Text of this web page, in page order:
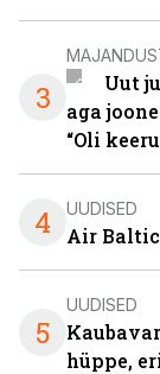
3
Uut
aga
“Oli
4 UUDISED
Air
5
UUDISED
hüppe,